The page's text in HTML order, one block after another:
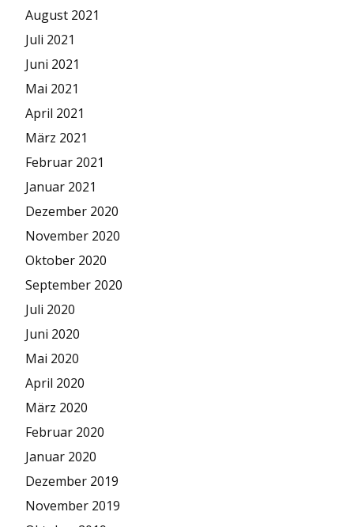
August 2021
Juli 2021
Juni 2021
Mai 2021
April 2021
März 2021
Februar 2021
Januar 2021
Dezember 2020
November 2020
Oktober 2020
September 2020
Juli 2020
Juni 2020
Mai 2020
April 2020
März 2020
Februar 2020
Januar 2020
Dezember 2019
November 2019